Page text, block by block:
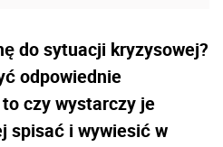
do sytuacji kryzysowej?
odpowiednie
czy wystarczy je
spisać i wywiesić w